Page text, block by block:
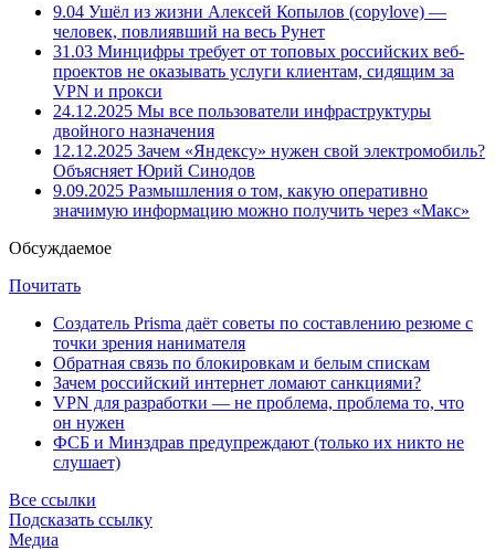
9.04 Ушёл из жизни Алексей Копылов (copylove) —
человек, повлиявший на весь Рунет
31.03 Минцифры требует от топовых российских веб-
проектов не оказывать услуги клиентам, сидящим за
VPN и прокси
24.12.2025 Мы все пользователи инфраструктуры
двойного назначения
12.12.2025 Зачем «Яндексу» нужен свой электромобиль?
Объясняет Юрий Синодов
9.09.2025 Размышления о том, какую оперативно
значимую информацию можно получить через «Макс»
Обсуждаемое
Почитать
Создатель Prisma даёт советы по составлению резюме с
точки зрения нанимателя
Обратная связь по блокировкам и белым спискам
Зачем российский интернет ломают санкциями?
VPN для разработки — не проблема, проблема то, что
он нужен
ФСБ и Минздрав предупреждают (только их никто не
слушает)
Все ссылки
Подсказать ссылку
Медиа